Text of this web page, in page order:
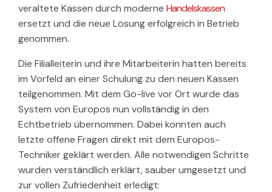
veraltete Kassen durch moderne Handelskassen
ersetzt und die neue Lösung erfolgreich in Betrieb
genommen.
Die Filialleiterin und ihre Mitarbeiterin hatten bereits
im Vorfeld an einer Schulung zu den neuen Kassen
teilgenommen. Mit dem Go-live vor Ort wurde das
System von Europos nun vollständig in den
Echtbetrieb übernommen. Dabei konnten auch
letzte offene Fragen direkt mit dem Europos-
Techniker geklärt werden. Alle notwendigen Schritte
wurden verständlich erklärt, sauber umgesetzt und
zur vollen Zufriedenheit erledigt: